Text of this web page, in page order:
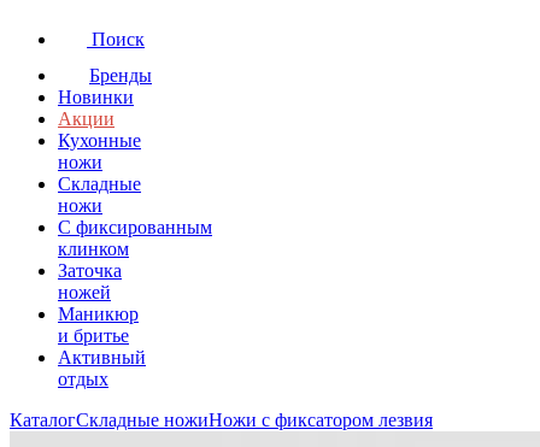
Поиск
Бренды
Новинки
Акции
Кухонные
ножи
Складные
ножи
C фиксированным
клинком
Заточка
ножей
Маникюр
и бритье
Активный
отдых
КаталогСкладные ножиНожи с фиксатором лезвия